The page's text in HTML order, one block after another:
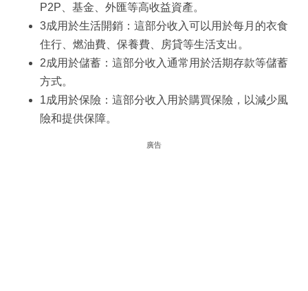
P2P、基金、外匯等高收益資產。
3成用於生活開銷：這部分收入可以用於每月的衣食
住行、燃油費、保養費、房貸等生活支出。
2成用於儲蓄：這部分收入通常用於活期存款等儲蓄
方式。
1成用於保險：這部分收入用於購買保險，以減少風
險和提供保障。
廣告